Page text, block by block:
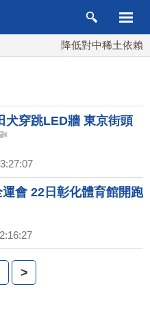
降低對中稀土依賴
犬穿跳LED牆 東京街頭
會 22日彰化體育館開跑
>